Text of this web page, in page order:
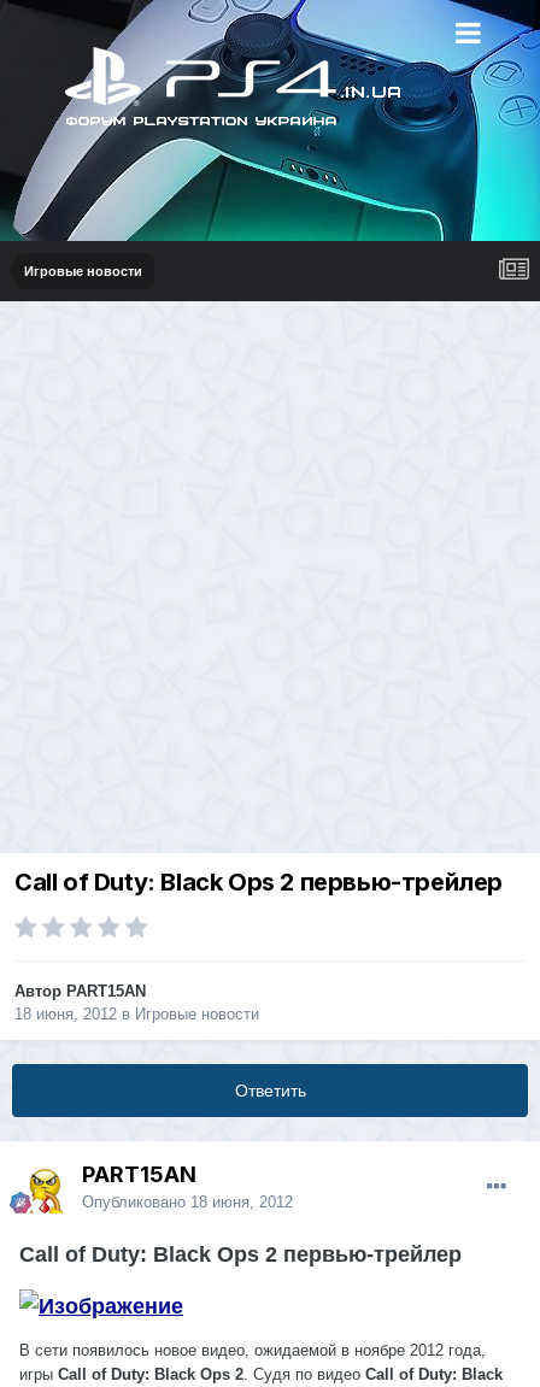
Игровые новости
Call of Duty: Black Ops 2 первью-трейлер
Автор PART15AN
18 июня, 2012 в Игровые новости
Ответить
PART15AN
Опубликовано 18 июня, 2012
Call of Duty: Black Ops 2 первью-трейлер
В сети появилось новое видео, ожидаемой в ноябре 2012 года,
игры Call of Duty: Black Ops 2 . Судя по видео Call of Duty: Black